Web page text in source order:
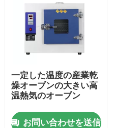
ブン
一定した温度の産業乾
燥オーブンの大きい高
温熱気のオーブン
お問い合わせを送信